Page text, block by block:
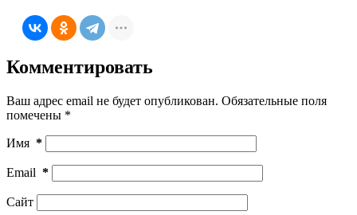
Комментировать
Ваш адрес email не будет опубликован. Обязательные поля
помечены *
Имя *
Email *
Сайт